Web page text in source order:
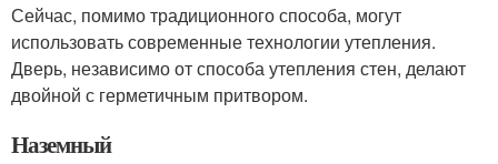
Сейчас, помимо традиционного способа, могут
использовать современные технологии утепления.
Дверь, независимо от способа утепления стен, делают
двойной с герметичным притвором.
Наземный